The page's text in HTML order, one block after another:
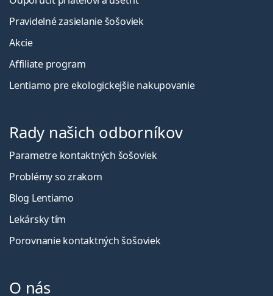
Pravidelné zasielanie šošoviek
Akcie
Affiliate program
Lentiamo pre ekologickejšie nakupovanie
Rady našich odborníkov
Parametre kontaktných šošoviek
Problémy so zrakom
Blog Lentiamo
Lekársky tím
Porovnanie kontaktných šošoviek
O nás